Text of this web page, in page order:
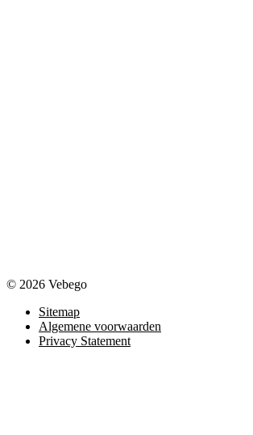
© 2026 Vebego
Sitemap
Algemene voorwaarden
Privacy Statement